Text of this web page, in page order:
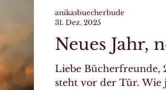
Ihnen noch die pas
Neues Jahr,
Liebe Bücherfreunde,
steht vor der Tür. Wie
anikasbuecherbude
31. Dez. 2025